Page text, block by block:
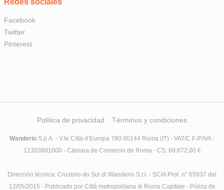
Redes sociales
Facebook
Twitter
Pinterest
Política de privacidad Términos y condiciones
Wanderio S.p.A. - V.le Città d’Europa 780 00144 Roma (IT) - VAT/C.F./P.IVA.:
12303801000 - Cámara de Comercio de Roma - CS: 69.672,00 €
Dirección técnica: Cruzeiro do Sul di Wanderio S.r.l. - SCIA Prot. n° 65937 del
12/05/2015 - Publicado por Città metropolitana di Roma Capitale - Póliza de